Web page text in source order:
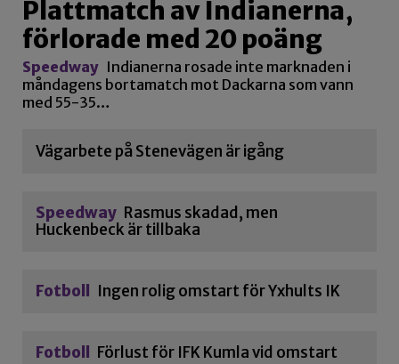
Plattmatch av Indianerna,
förlorade med 20 poäng
Speedway Indianerna rosade inte marknaden i
måndagens bortamatch mot Dackarna som vann
med 55-35…
Vägarbete på Stenevägen är igång
Speedway Rasmus skadad, men
Huckenbeck är tillbaka
Fotboll Ingen rolig omstart för Yxhults IK
Fotboll Förlust för IFK Kumla vid omstart